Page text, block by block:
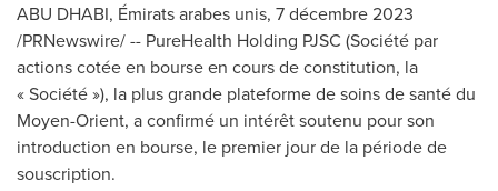
ABU DHABI, Émirats arabes unis, 7 décembre 2023
/PRNewswire/ -- PureHealth Holding PJSC (Société par
actions cotée en bourse en cours de constitution, la
« Société »), la plus grande plateforme de soins de santé du
Moyen-Orient, a confirmé un intérêt soutenu pour son
introduction en bourse, le premier jour de la période de
souscription.